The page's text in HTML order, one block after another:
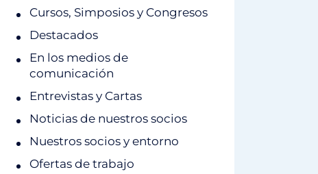
Cursos, Simposios y Congresos
Destacados
En los medios de
comunicación
Entrevistas y Cartas
Noticias de nuestros socios
Nuestros socios y entorno
Ofertas de trabajo